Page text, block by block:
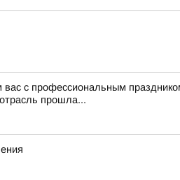
с профессиональным
прошла...